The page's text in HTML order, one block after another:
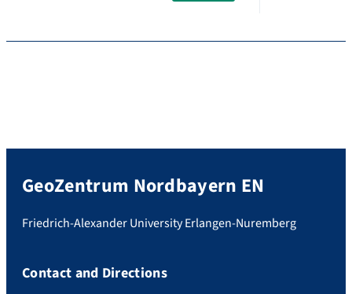
GeoZentrum Nordbayern EN
Friedrich-Alexander University Erlangen-Nuremberg
Contact and Directions